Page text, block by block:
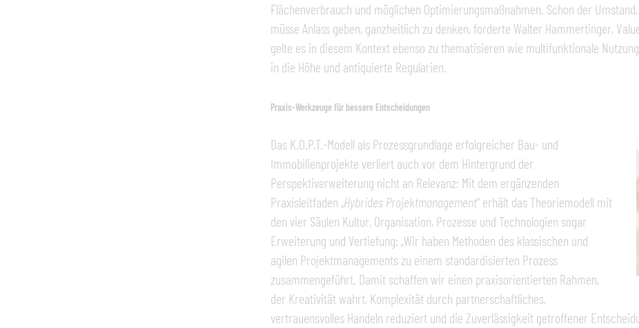
Flächenverbrauch und möglichen Optimierungsmaßnahmen. Schon der
müsse Anlass geben, ganzheitlich zu denken, forderte Walter Hammertinger,
gelte es in diesem Kontext ebenso zu thematisieren wie multifunktionale
in die Höhe und antiquierte Regularien.
Praxis-Werkzeuge für bessere Entscheidungen
Das K.O.P.T.-Modell als Prozessgrundlage erfolgreicher Bau- und
Immobilienprojekte verliert auch vor dem Hintergrund der
Perspektiverweiterung nicht an Relevanz: Mit dem ergänzenden
Praxisleitfaden „Hybrides Projektmanagement“ erhält das Theoriemodell mit
den vier Säulen Kultur, Organisation, Prozesse und Technologien sogar
Erweiterung und Vertiefung: „Wir haben Methoden des klassischen und
agilen Projektmanagements zu einem standardisierten Prozess
zusammengeführt. Damit schaffen wir einen praxisorientierten Rahmen,
der Kreativität wahrt, Komplexität durch partnerschaftliches,
vertrauensvolles Handeln reduziert und die Zuverlässigkeit getroffener